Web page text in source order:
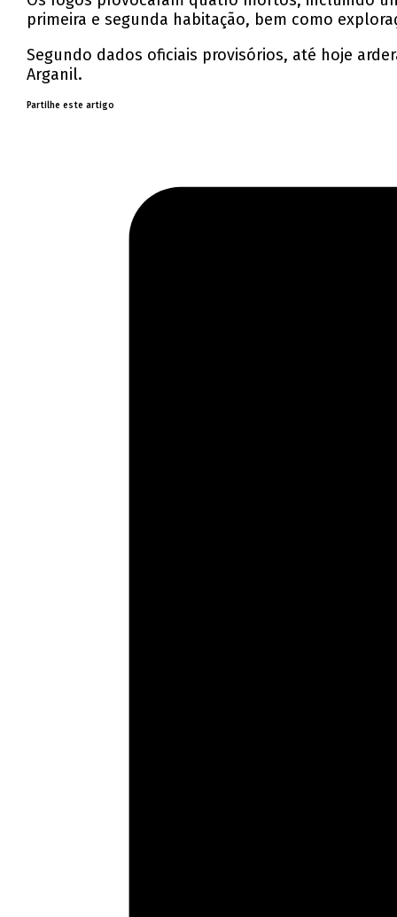
primeira e segunda habitação, bem como
Segundo dados oficiais provisórios, até hoje
Arganil.
Partilhe este artigo